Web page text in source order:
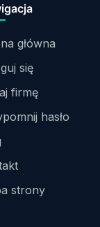
główna
się
firmę
hasło
strony